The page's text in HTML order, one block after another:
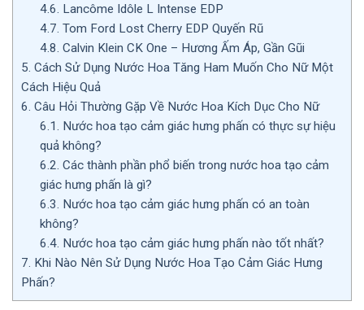
4.6. Lancôme Idôle L Intense EDP
4.7. Tom Ford Lost Cherry EDP Quyến Rũ
4.8. Calvin Klein CK One – Hương Ấm Áp, Gần Gũi
5. Cách Sử Dụng Nước Hoa Tăng Ham Muốn Cho Nữ Một
Cách Hiệu Quả
6. Câu Hỏi Thường Gặp Về Nước Hoa Kích Dục Cho Nữ
6.1. Nước hoa tạo cảm giác hưng phấn có thực sự hiệu
quả không?
6.2. Các thành phần phổ biến trong nước hoa tạo cảm
giác hưng phấn là gì?
6.3. Nước hoa tạo cảm giác hưng phấn có an toàn
không?
6.4. Nước hoa tạo cảm giác hưng phấn nào tốt nhất?
7. Khi Nào Nên Sử Dụng Nước Hoa Tạo Cảm Giác Hưng
Phấn?